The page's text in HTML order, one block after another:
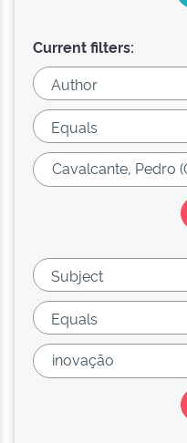
Current filters: